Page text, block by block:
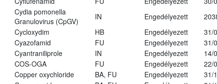
Cydia pomonella
Granulovirus (CpGV)
IN Engedélyezett
Cycloxydim
HB Engedélyezett
31/
Cyazofamid
FU Engedélyezett
31/
Cyantraniliprole
IN Engedélyezett
14/
COS-OGA
FU Engedélyezett
22/
Copper oxychloride
BA, FU Engedélyezett
31/